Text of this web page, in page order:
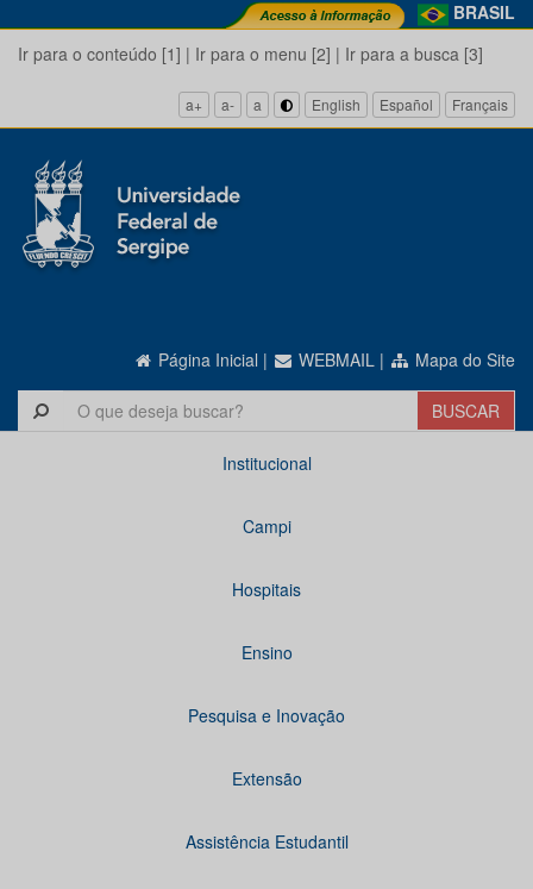
BRASIL
Ir para o conteúdo [1] | Ir para o menu [2] | Ir para a busca [3]
a+ a- a English Español Français
Página Inicial | WEBMAIL | Mapa do Site
Institucional
Campi
Hospitais
Ensino
Pesquisa e Inovação
Extensão
Assistência Estudantil